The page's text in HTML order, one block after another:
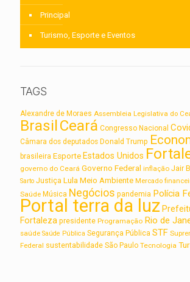
Principal
Turismo, Esporte e Eventos
TAGS
Alexandre de Moraes Assembleia Legislativa do
BrasilCeará Congresso Nacional
Câmara dos deputados Donald Trump
brasileira Esporte Estados Unidos
governo do Ceará Governo Federal inflação Jair
Sarto Justiça Lula Meio Ambiente Mercado
Saúde Música Negócios pandemia Polícia
Portal terra da luz
Fortaleza presidente Programação Rio de
saúde Saúde Pública Segurança Pública STF
Federal sustentabilidade São Paulo Tecnologia